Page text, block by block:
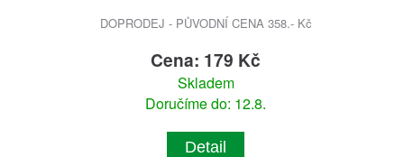
DOPRODEJ - PŮVODNÍ CENA 358.- Kč
Cena: 179 Kč
Skladem
Doručíme do: 12.8.
Detail